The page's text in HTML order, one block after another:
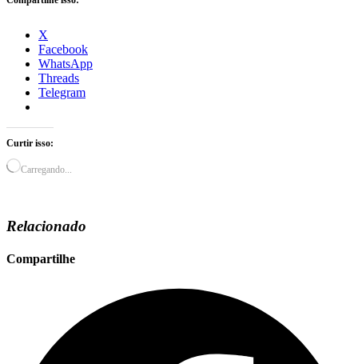
X
Facebook
WhatsApp
Threads
Telegram
Curtir isso:
Carregando...
Relacionado
Compartilhe